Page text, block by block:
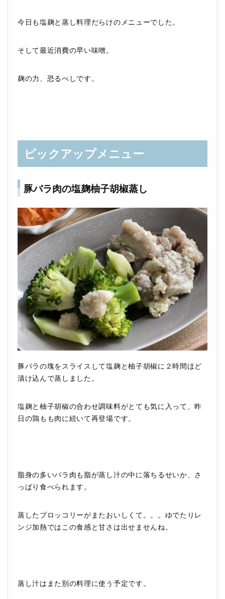
今日も塩麹と蒸し料理だらけのメニューでした。
そして最近消費の早い味噌。
麹の力、恐るべしです。
ピックアップメニュー
豚バラ肉の塩麹柚子胡椒蒸し
豚バラの塊をスライスして塩麹と柚子胡椒に２時間ほど
漬け込んで蒸しました。
塩麹と柚子胡椒の合わせ調味料がとても気に入って、昨
日の鶏もも肉に続いて再登場です。
脂身の多いバラ肉も脂が蒸し汁の中に落ちるせいか、さ
っぱり食べられます。
蒸したブロッコリーがまたおいしくて。。。ゆでたりレ
ンジ加熱ではこの食感と甘さは出せませんね。
蒸し汁はまた別の料理に使う予定です。